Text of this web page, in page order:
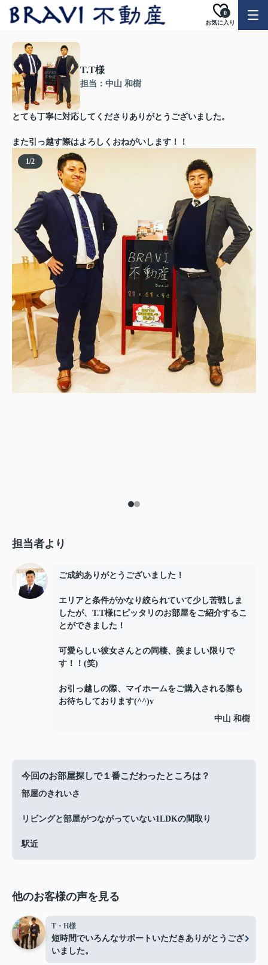
お気に入り
0
T.T様
担当：中山 和樹
とても丁寧に対応してくださりありがとうございました。
また引っ越す際はよろしくおねがいします！！
1/2
担当者より
ご成約ありがとうございました！
エリアと条件がかなり絞られていて少し苦戦しま
したが、T.T様にピッタリのお部屋をご紹介するこ
とができました！
可愛らしい彼女さんとの同棲、羨ましい限りで
す！！(笑)
お引っ越しの際、マイホームをご購入される際も
お待ちしております(^^)v
中山 和樹
今回のお部屋探しで１番こだわったところは？
部屋のきれいさ
リビングと部屋がつながっていない1LDKの間取り
駅近
他のお客様の声を見る
T・H様
短時間でいろんなサポートいただきありがとうござ
いました。